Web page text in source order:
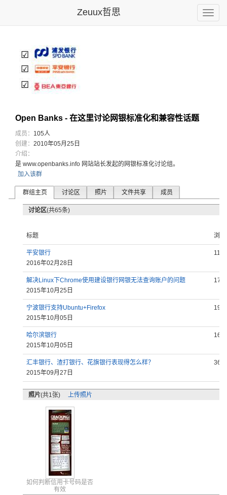
Toggle
Zeuux哲思
Open Banks - 在这里讨论网银标准化和兼容性话题
成员： 105人
创建： 2010年05月25日
介绍：
是 www.openbanks.info 网站站长发起的网银标准化讨论组。
加入该群
群组主页 讨论区 照片 文件共享 成员
讨论区(共65条)
标题 浏览
平安银行
1198
2016年02月28日
解决Linux下Chrome使用建设银行网银无法查询账户的问题
2015年10月25日
宁波银行支持Ubuntu+Firefox
2015年10月05日
哈尔滨银行
2015年10月05日
汇丰银行、渣打银行、花旗银行表现得怎么样？
2015年09月27日
照片(共1张) 上传照片
如何判断信用卡号码是否
有效